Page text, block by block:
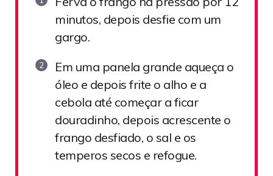
minutos, depois desfie com um
gargo.
Em uma panela grande aqueça o
óleo e depois frite o alho e a
cebola até começar a ficar
douradinho, depois acrescente o
frango desfiado, o sal e os
temperos secos e refogue.